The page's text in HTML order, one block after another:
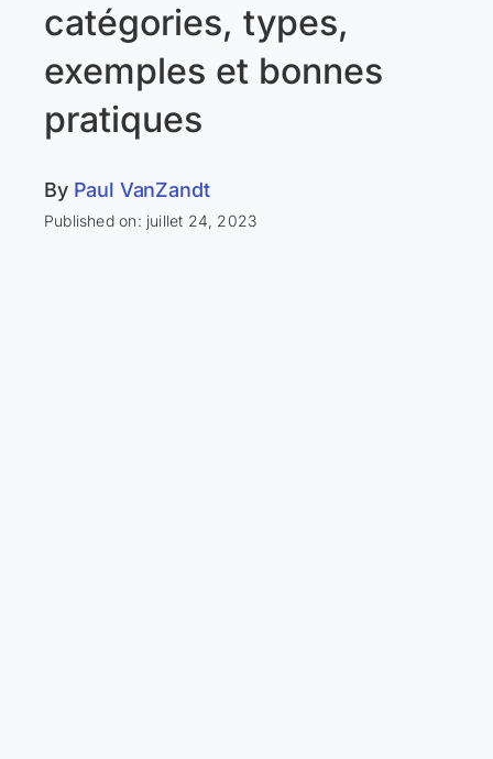
catégories, types,
exemples et bonnes
pratiques
By Paul VanZandt
Published on: juillet 24, 2023